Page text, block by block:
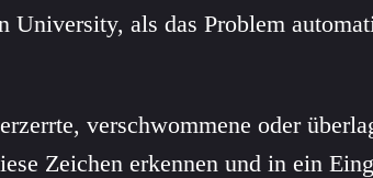
University, als das Problem
verschwommene oder
Zeichen erkennen und in ein